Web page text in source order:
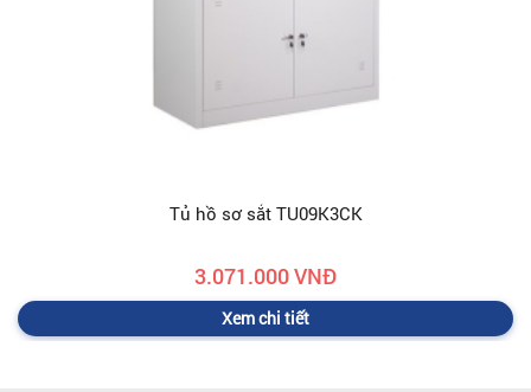
Tủ hồ sơ sắt TU09K3CK
3.071.000 VNĐ
Xem chi tiết